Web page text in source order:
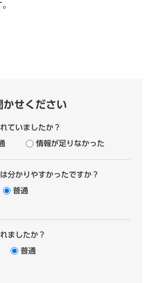
かせください
ていましたか？
情報が足りなかった
分かりやすかったですか？
普通
ましたか？
普通